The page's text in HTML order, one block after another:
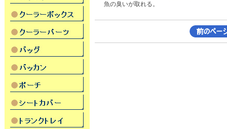
魚の臭いが取れる。